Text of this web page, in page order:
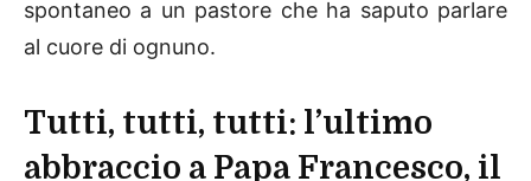
spontaneo a un pastore che ha saputo parlare
al cuore di ognuno.
Tutti, tutti, tutti: l’ultimo
abbraccio a Papa Francesco, il